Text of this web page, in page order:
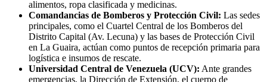
alimentos, ropa clasificada y medicinas.
Comandancias de Bomberos y Protección Civil: Las sedes
principales, como el Cuartel Central de los Bomberos del
Distrito Capital (Av. Lecuna) y las bases de Protección Civil
en La Guaira, actúan como puntos de recepción primaria para
logística e insumos de rescate.
Universidad Central de Venezuela (UCV): Ante grandes
emergencias, la Dirección de Extensión, el cuerpo de